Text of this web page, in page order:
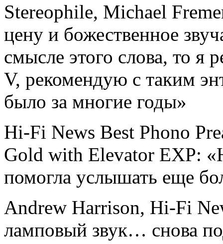
Stereophile, Michael
цену и божественное
смысле этого слова, то я
V, рекомендую с таким
было за многие годы»
Hi-Fi News Best Phono
Gold with Elevator EXP:
помогла услышать еще
Andrew Harrison, Hi-Fi
ламповый звук… снова